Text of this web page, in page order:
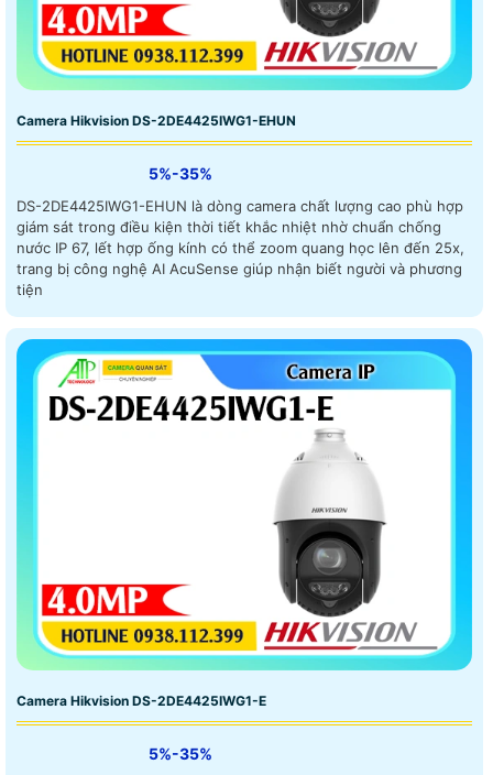
Camera Hikvision DS-2DE4425IWG1-EHUN
5%-35%
DS-2DE4425IWG1-EHUN là dòng camera chất lượng cao phù hợp
giám sát trong điều kiện thời tiết khắc nhiệt nhờ chuẩn chống
nước IP 67, lết hợp ống kính có thể zoom quang học lên đến 25x,
trang bị công nghệ AI AcuSense giúp nhận biết người và phương
tiện
Camera Hikvision DS-2DE4425IWG1-E
5%-35%